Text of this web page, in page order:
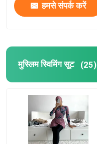
हमसे संपर्क करें
मुस्लिम स्विमिंग सूट (25)